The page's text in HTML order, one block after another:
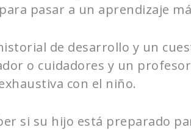
pasar a un aprendizaje
de desarrollo y un
o cuidadores y un
con el niño.
si su hijo está preparado